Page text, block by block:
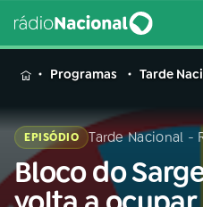
MENU
Buscar
na
Programas Tarde
EPISÓDIO Tarde Nacional -
Bloco do